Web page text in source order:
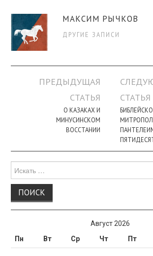
МАКСИМ РЫЧКОВ
ДРУГИЕ ЗАПИСИ
Навигация
ПРЕДЫДУЩАЯ
СТАТЬЯ
О КАЗАКАХ И
МИНУСИНСКОМ
ВОССТАНИИ
СТАТЬЯ
для:
Август 2026
Пн
Вт Ср Чт Пт